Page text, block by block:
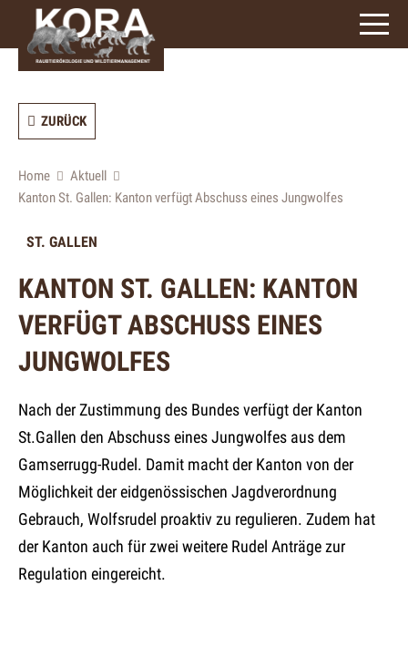
ZURÜCK
Home
Aktuell
Kanton St. Gallen: Kanton verfügt Abschuss eines Jungwolfes
ST. GALLEN
KANTON ST. GALLEN: KANTON
VERFÜGT ABSCHUSS EINES
JUNGWOLFES
Nach der Zustimmung des Bundes verfügt der Kanton
St.Gallen den Abschuss eines Jungwolfes aus dem
Gamserrugg-Rudel. Damit macht der Kanton von der
Möglichkeit der eidgenössischen Jagdverordnung
Gebrauch, Wolfsrudel proaktiv zu regulieren. Zudem hat
der Kanton auch für zwei weitere Rudel Anträge zur
Regulation eingereicht.